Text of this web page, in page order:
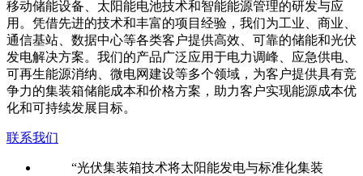
移动储能设备、太阳能电池技术和智能能源管理的研发与应
用。凭借先进的技术和丰富的项目经验，我们为工业、商业、
通信基站、数据中心等各类客户提供高效、可靠的储能和光伏
发电解决方案。我们的产品广泛应用于电力调峰、应急供电、
可再生能源消纳、微电网建设等多个领域，为客户提供具有竞
争力的集装箱储能成本和价格方案，助力客户实现能源成本优
化和可持续发展目标。
联系我们
“光伏集装箱技术将太阳能发电与标准化集装